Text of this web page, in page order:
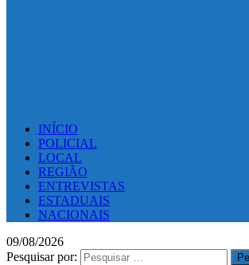
INÍCIO
POLICIAL
LOCAL
REGIÃO
ENTREVISTAS
ESTADUAIS
NACIONAIS
09/08/2026
Pesquisar por: